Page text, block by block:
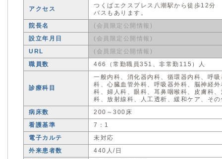
アクセス
つくばエクスプレス八潮駅から徒歩12
バスもあります。
院長名
(会員限定公開情報)
設立年月日
(会員限定公開情報)
URL
(会員限定公開情報)
職員数
466（常勤職員351、非常勤115）人
診療科目
一般内科、消化器内科、循環器内科、呼
科、心臓血管外科、呼吸器外科、脳神経
科、婦人科、眼科、耳鼻咽喉科、皮膚科
科、放射線科、人工透析、緩和ケア、そ
病床数
200～300床
看護基準
7：1
電子カルテ
未対応
外来患者数
440人/日